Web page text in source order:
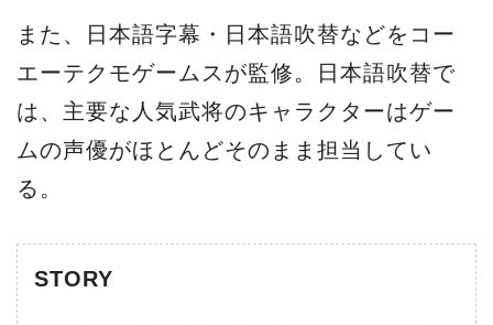
また、日本語字幕・日本語吹替などをコー
エーテクモゲームスが監修。日本語吹替で
は、主要な人気武将のキャラクターはゲー
ムの声優がほとんどそのまま担当してい
る。
STORY